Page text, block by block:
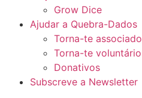
Grow Dice
Ajudar a Quebra-Dados
Torna-te associado
Torna-te voluntário
Donativos
Subscreve a Newsletter